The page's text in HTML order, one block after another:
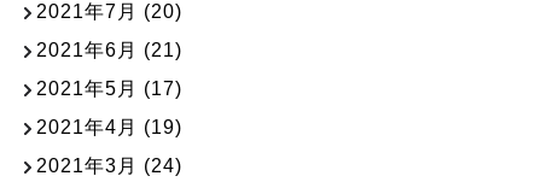
2021年7月 (20)
2021年6月 (21)
2021年5月 (17)
2021年4月 (19)
2021年3月 (24)